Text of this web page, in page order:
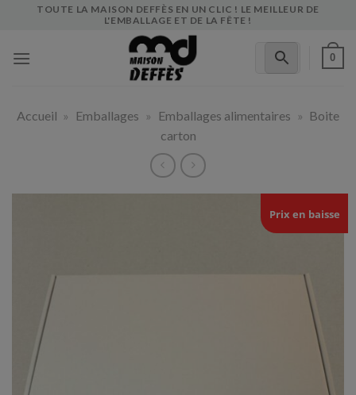
TOUTE LA MAISON DEFFÈS EN UN CLIC ! LE MEILLEUR DE
L'EMBALLAGE ET DE LA FÊTE !
0
Accueil » Emballages » Emballages alimentaires » Boite
carton
Prix en baisse